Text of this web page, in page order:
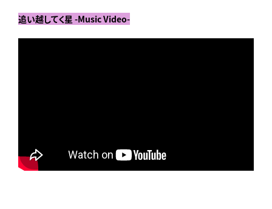
追い越してく星 -Music Video-